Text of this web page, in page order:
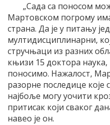
„Сада са поносом
Мартовском погрому
страна. Да је у питању
мултидисциплинарни,
стручњаци из разних
књизи 15 доктора
поносимо. Нажалост,
разорне последице које
најбоље могу уочити
притисак који сваког
навео је он.